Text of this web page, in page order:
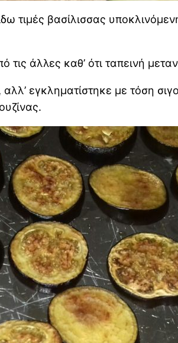
τιμές βασίλισσας
άλλες καθ’ ότι ταπεινή
εγκληματίστηκε με τόση